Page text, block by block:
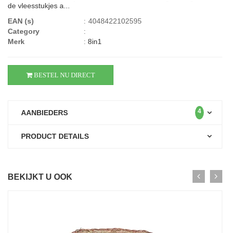
de vleesstukjes a...
EAN (s)
: 4048422102595
Category
:
Merk
: 8in1
BESTEL NU DIRECT
AANBIEDERS 4
PRODUCT DETAILS
BEKIJKT U OOK